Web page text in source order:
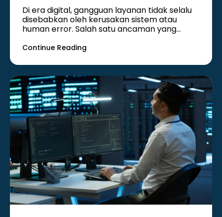
Di era digital, gangguan layanan tidak selalu
disebabkan oleh kerusakan sistem atau
human error. Salah satu ancaman yang…
Continue Reading